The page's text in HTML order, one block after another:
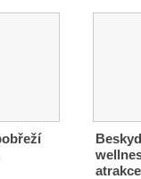
atrakce